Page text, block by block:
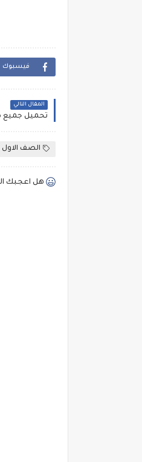
فيسبوك
المقال التالي
الصف الاول
هل اعجبك